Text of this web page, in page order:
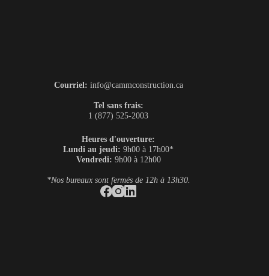
Courriel: info@cammconstruction.ca
Tel sans frais:
1 (877) 525-2003
Heures d'ouverture:
Lundi au jeudi: 9h00 à 17h00*
Vendredi: 9h00 à 12h00
*Nos bureaux sont fermés de 12h à 13h30.